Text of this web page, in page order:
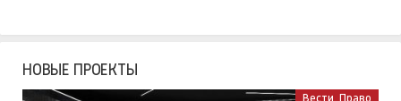
НОВЫЕ ПРОЕКТЫ
Вести. Право